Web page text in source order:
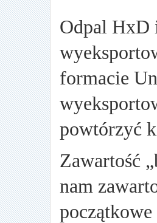
Odpal HxD
formacie
powtórzyć
Zawartość
nam